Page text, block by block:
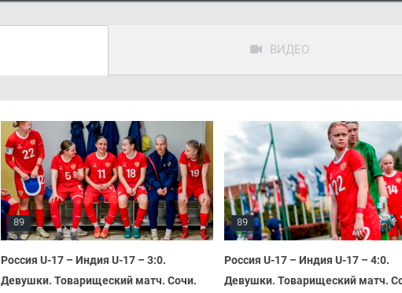
ВИДЕО
89
Россия U-17 – Индия U-17 – 3:0.
Девушки. Товарищеский матч. Сочи.
89
Россия U-17 – Индия U-17 – 4:0.
Девушки. Товарищеский матч.